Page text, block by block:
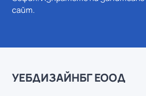
сайт.
УЕБДИЗАЙНБГ ЕООД